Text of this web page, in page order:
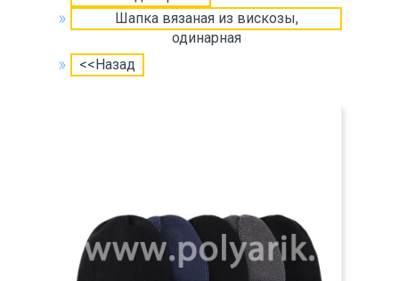
Шапка вязаная из вискозы,
одинарная
<<Назад